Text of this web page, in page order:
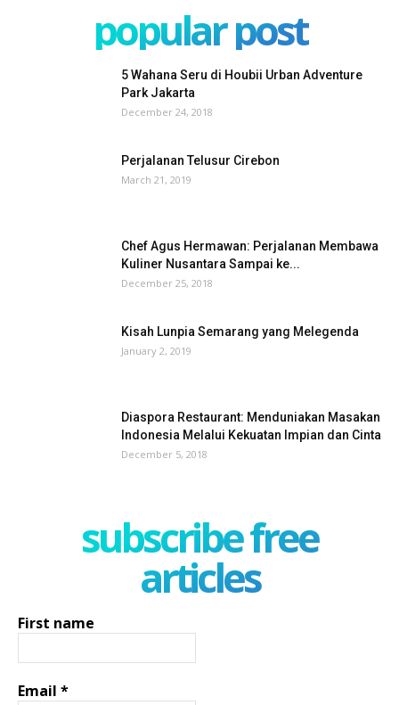
popular post
5 Wahana Seru di Houbii Urban Adventure
Park Jakarta
December 24, 2018
Perjalanan Telusur Cirebon
March 21, 2019
Chef Agus Hermawan: Perjalanan Membawa
Kuliner Nusantara Sampai ke...
December 25, 2018
Kisah Lunpia Semarang yang Melegenda
January 2, 2019
Diaspora Restaurant: Menduniakan Masakan
Indonesia Melalui Kekuatan Impian dan Cinta
December 5, 2018
subscribe free
articles
First name
Email *